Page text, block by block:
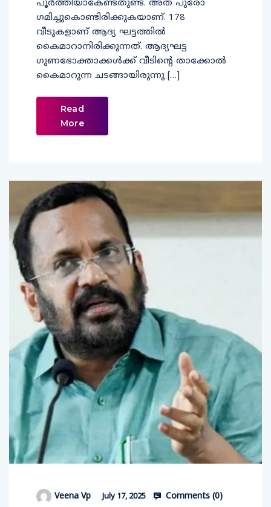
പൂർത്തിയാകേണ്ടതുണ്ട്. അത് പുരോ​
ഗമിച്ചുകൊണ്ടിരിക്കുകയാണ്. 178
വീടുകളാണ് ആദ്യ ഘട്ടത്തിൽ
കൈമാറാനിരിക്കുന്നത്. ആദ്യഘട്ട
ഗുണഭോക്താക്കൾക്ക് വീടിന്റെ താക്കോൽ
കൈമാറുന്ന ചടങ്ങായിരുന്നു […]
Read
More
Veena Vp July 17, 2025 Comments (0)